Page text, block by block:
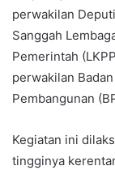
perwakilan
Sanggah
Pemerintah
perwakilan
Pembangunan
Kegiatan ini
tingginya